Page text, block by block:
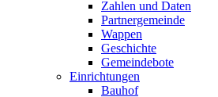
Zahlen und Daten
Partnergemeinde
Wappen
Geschichte
Gemeindebote
Einrichtungen
Bauhof